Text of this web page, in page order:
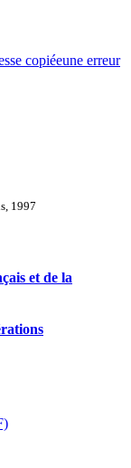
copiéeune erreur
1997
et de la